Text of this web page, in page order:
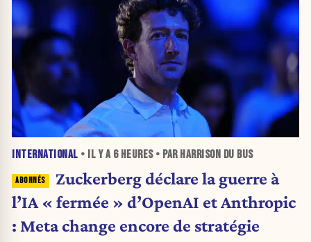
INTERNATIONAL • IL Y A 6 HEURES• PAR HARRISON DU BUS
Zuckerberg déclare la guerre à
l’IA « fermée » d’OpenAI et Anthropic
: Meta change encore de stratégie